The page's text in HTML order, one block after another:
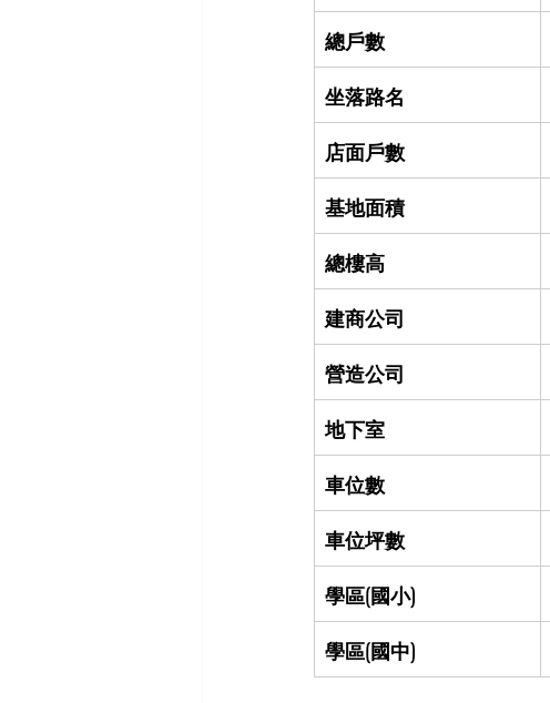
總戶數
坐落路名
店面戶數
基地面積
總樓高
建商公司
營造公司
地下室
車位數
車位坪數
學區(國小)
學區(國中)